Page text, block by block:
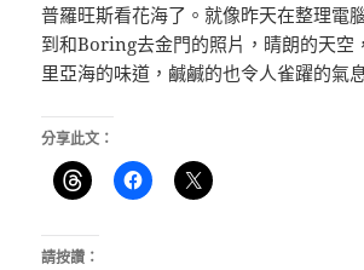
普羅旺斯看花海了。就像昨天在整理電
到和Boring去金門的照片，晴朗的天空
里亞海的味道，鹹鹹的也令人雀躍的氣
分享此文：
請按讚：